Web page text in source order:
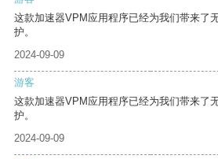
这款加速器VPM应用程序已经为我们带来了
护。
2024-09-09
游客
这款加速器VPM应用程序已经为我们带来了
护。
2024-09-09